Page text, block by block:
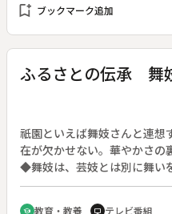
bookmark_add ブックマーク追加
ふるさとの伝承 舞
祇園といえば舞妓さんと連想
在が欠かせない。華やかさの
◆舞妓は、芸妓とは別に舞い
てきた京都独特の文化である
れたあでやかな裏には、厳し
school 教育・教養 tv テレビ番組